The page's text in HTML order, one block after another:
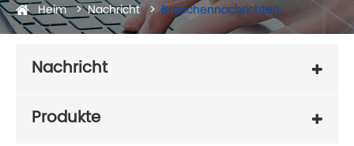
Heim Nachricht Branchennachrichten
Nachricht
Produkte